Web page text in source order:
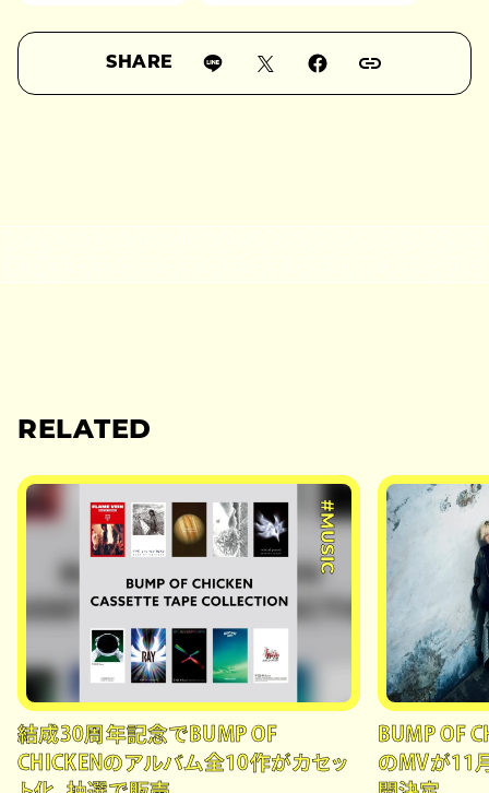
SHARE
RELATED
#MUSIC
結成30周年記念でBUMP OF
CHICKENのアルバム全10作がカセッ
BUMP OF
のMVが11